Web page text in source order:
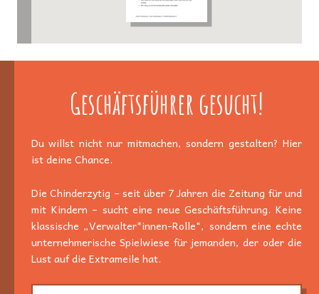
Geschäftsführer gesucht!
Du willst nicht nur mitmachen, sondern gestalten? Hier
ist deine Chance.
Die Chinderzytig – seit über 7 Jahren die Zeitung für und
mit Kindern – sucht eine neue Geschäftsführung. Keine
klassische „Verwalter*innen-Rolle", sondern eine echte
unternehmerische Spielwiese für jemanden, der oder die
Lust auf die Extrameile hat.